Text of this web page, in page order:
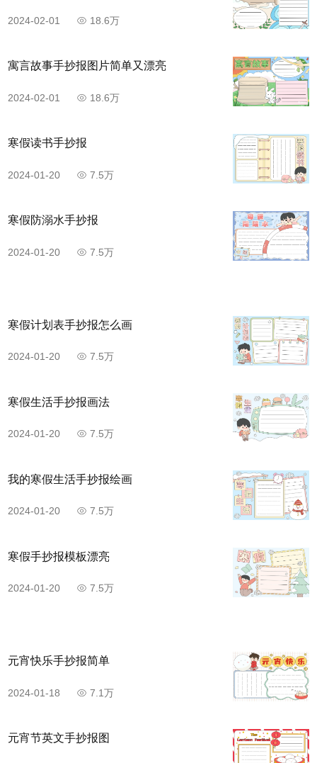
2024-02-01 18.6万
寓言故事手抄报图片简单又漂亮
2024-02-01 18.6万
寒假读书手抄报
2024-01-20 7.5万
寒假防溺水手抄报
2024-01-20 7.5万
寒假计划表手抄报怎么画
2024-01-20 7.5万
寒假生活手抄报画法
2024-01-20 7.5万
我的寒假生活手抄报绘画
2024-01-20 7.5万
寒假手抄报模板漂亮
2024-01-20 7.5万
元宵快乐手抄报简单
2024-01-18 7.1万
元宵节英文手抄报图